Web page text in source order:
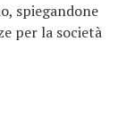
spiegandone
per la società